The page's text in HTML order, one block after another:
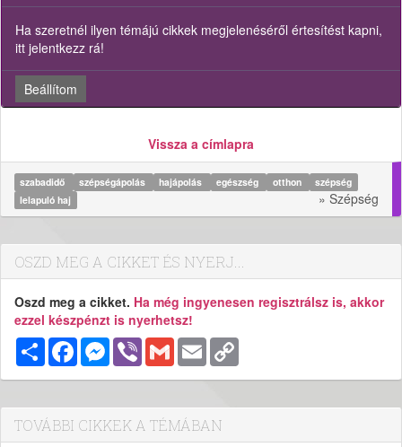
Ha szeretnél ilyen témájú cikkek megjelenéséről értesítést kapni,
itt jelentkezz rá!
Beállítom
Vissza a címlapra
szabadidő szépségápolás hajápolás egészség otthon
szépség
lelapuló haj
» Szépség
OSZD MEG A CIKKET ÉS NYERJ...
Oszd meg a cikket. Ha még ingyenesen regisztrálsz is, akkor
ezzel készpénzt is nyerhetsz!
MegosztásFacebookMessenger
Viber Gmail Email
TOVÁBBI CIKKEK A TÉMÁBAN